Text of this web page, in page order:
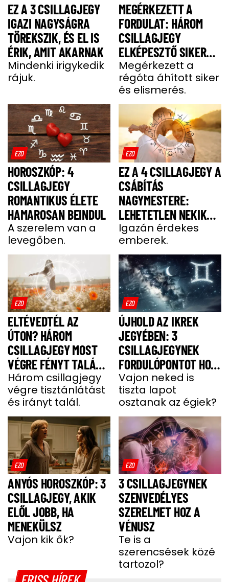
EZ A 3 CSILLAGJEGY
IGAZI NAGYSÁGRA
TÖREKSZIK, ÉS EL IS
ÉRIK, AMIT AKARNAK
Mindenki irigykedik
rájuk.
MEGÉRKEZETT A
FORDULAT: HÁROM
CSILLAGJEGY
ELKÉPESZTŐ SIKERT
ÉS GAZDAGSÁGOT
ARAT HÉTFŐN
Megérkezett a
régóta áhított siker
és elismerés.
EZO
HOROSZKÓP: 4
CSILLAGJEGY
ROMANTIKUS ÉLETE
HAMAROSAN BEINDUL
A szerelem van a
levegőben.
EZO
EZ A 4 CSILLAGJEGY A
CSÁBÍTÁS
NAGYMESTERE:
LEHETETLEN NEKIK
ELLENÁLLNI
Igazán érdekes
emberek.
EZO
ELTÉVEDTÉL AZ
ÚTON? HÁROM
CSILLAGJEGY MOST
VÉGRE FÉNYT TALÁL A
SÖTÉTSÉGBEN –
KÖZTÜK VAGY?
Három csillagjegy
végre tisztánlátást
és irányt talál.
EZO
ÚJHOLD AZ IKREK
JEGYÉBEN: 3
CSILLAGJEGYNEK
FORDULÓPONTOT HOZ
AZ ÉLETÉBE
Vajon neked is
tiszta lapot
osztanak az égiek?
EZO
ANYÓS HOROSZKÓP: 3
CSILLAGJEGY, AKIK
ELŐL JOBB, HA
MENEKÜLSZ
Vajon kik ők?
EZO
3 CSILLAGJEGYNEK
SZENVEDÉLYES
SZERELMET HOZ A
VÉNUSZ
Te is a
szerencsések közé
tartozol?